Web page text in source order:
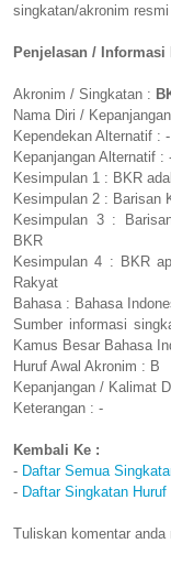
singkatan/akronim
Penjelasan /
Akronim / Singkatan :
Nama Diri /
Kependekan Alternatif : -
Kepanjangan Alternatif :
Kesimpulan 1 : BKR
Kesimpulan 2 : Barisan
Kesimpulan 3 :
BKR
Kesimpulan 4 : BKR
Rakyat
Bahasa : Bahasa
Sumber informasi
Kamus Besar Bahasa
Huruf Awal Akronim : B
Kepanjangan / Kalimat
Keterangan : -
Kembali Ke :
- Daftar Semua
- Daftar Singkatan
Tuliskan komentar